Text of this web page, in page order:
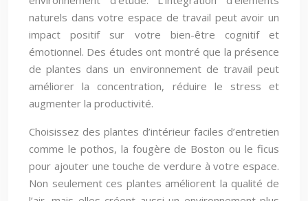
naturels dans votre espace de travail peut avoir un
impact positif sur votre bien-être cognitif et
émotionnel. Des études ont montré que la présence
de plantes dans un environnement de travail peut
améliorer la concentration, réduire le stress et
augmenter la productivité.
Choisissez des plantes d’intérieur faciles d’entretien
comme le pothos, la fougère de Boston ou le ficus
pour ajouter une touche de verdure à votre espace.
Non seulement ces plantes améliorent la qualité de